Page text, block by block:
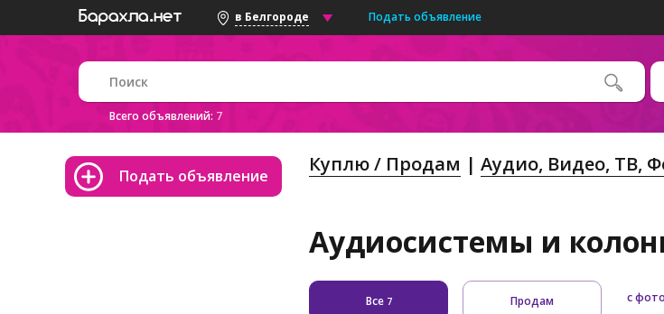
в Белгороде Подать объявление
Всего объявлений: 7
Подать объявление Куплю / Продам Аудио, Видео, ТВ,
Аудиосистемы и
Все 7 Продам с